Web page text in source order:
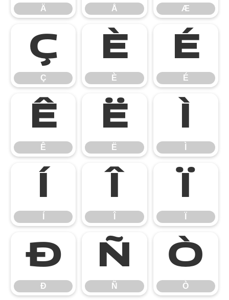
Ä Å Æ
Ç
Ç
È
È
É
É
Ê
Ê
Ë
Ë
Ì
Í Î Ï
Ð
Ð
Ñ
Ñ
Ò
Ò